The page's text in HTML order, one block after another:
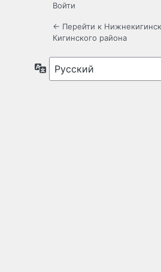
Войти
← Перейти к
Кигинского района
Язык